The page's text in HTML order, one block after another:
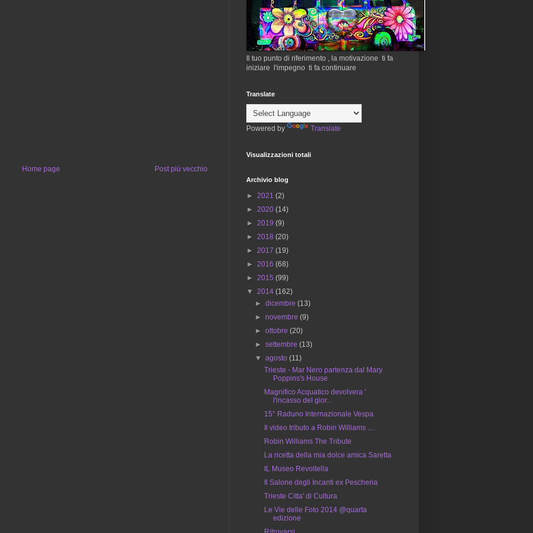
Post più vecchio
Home page
Il tuo punto di riferimento , la motivazione ti fa
iniziare l'impegno ti fa continuare
Translate
Powered by Translate
Visualizzazioni totali
Archivio blog
► 2021 (2)
► 2020 (14)
► 2019 (9)
► 2018 (20)
► 2017 (19)
► 2016 (68)
► 2015 (99)
▼ 2014 (162)
►dicembre(13)
►novembre(9)
►ottobre(20)
►settembre(13)
▼agosto(11)
Trieste - Mar Nero partenza dal Mary
Poppins's House
Magnifico Acquatico devolvera '
l'incasso del gior...
15° Raduno Internazionale Vespa
Il video tributo a Robin Williams ....
Robin Williams The Tribute
La ricetta della mia dolce amica Saretta
IL Museo Revoltella
Il Salone degli Incanti ex Pescheria
Trieste Citta' di Cultura
Le Vie delle Foto 2014 @quarta
edizione